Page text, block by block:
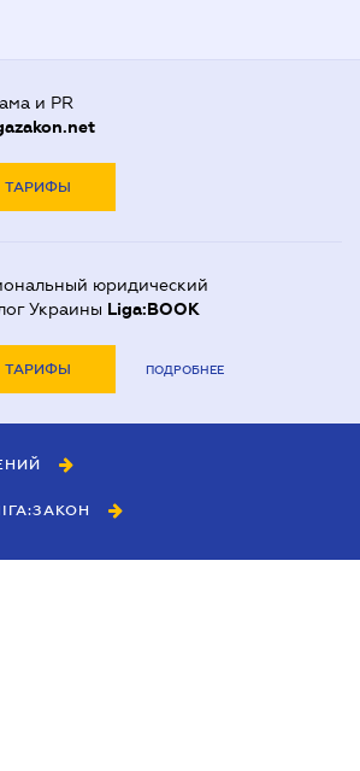
и PR
ТАРИФЫ
юридический
Украины Liga:BOOK
ТАРИФЫ ПОДРОБНЕЕ